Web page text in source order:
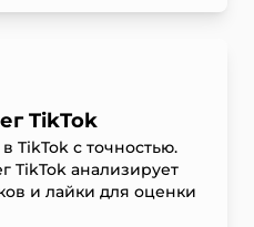
TikTok
TikTok с точностью.
TikTok анализирует
и лайки для оценки